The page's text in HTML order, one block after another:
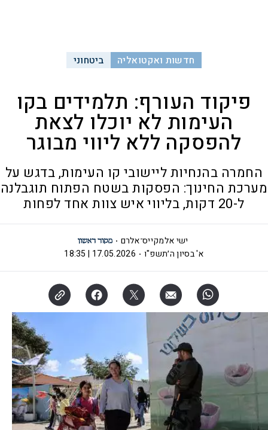
חדשות ואקטואליה ביטחוני
פיקוד העורף: תלמידים בקו
העימות לא יוכלו לצאת
להפסקה ללא ליווי מבוגר
החמרה בהנחיות ליישובי קו העימות, בדגש על
מערכת החינוך: הפסקות בשטח הפתוח תוגבלנה
ל-20 דקות, בליווי איש צוות אחד לפחות
ישי אלמקייס־אלרם
א' בסיון ה׳תשפ"ו
17.05.2026 | 18:35